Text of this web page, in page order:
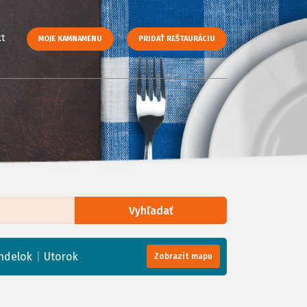
MOJE KAMNAMENU PRIDAŤ REŠTAURÁCIU
Vyhľadať
Utorok Zobrazit mapu